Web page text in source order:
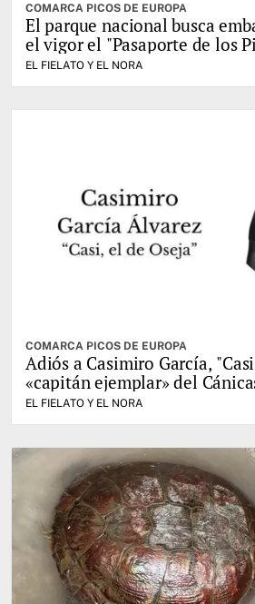
COMARCA PICOS DE EUROPA
El parque nacional busca
el vigor el "Pasaporte de los
EL FIELATO Y EL NORA
COMARCA PICOS DE EUROPA
Adiós a Casimiro García,
«capitán ejemplar» del
EL FIELATO Y EL NORA